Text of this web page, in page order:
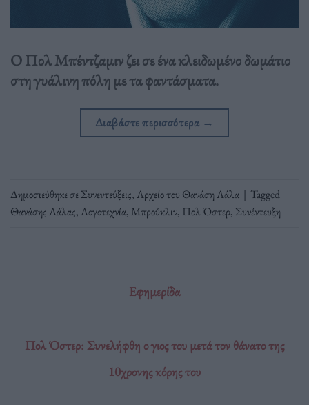
Ο Πολ Μπέντζαμιν ζει σε ένα κλειδωμένο δωμάτιο
στη γυάλινη πόλη με τα φαντάσματα.
Διαβάστε περισσότερα →
Δημοσιεύθηκε σεΣυνεντεύξεις,Αρχείο του Θανάση Λάλα | Tagged
Θανάσης Λάλας,Λογοτεχνία, Μπρούκλιν, Πολ Όστερ, Συνέντευξη
Εφημερίδα
Πολ Όστερ: Συνελήφθη ο γιος του μετά τον θάνατο της
10χρονης κόρης του